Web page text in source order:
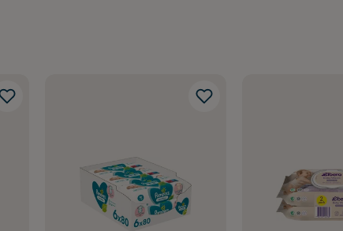
om barnet har känslig hud eller lätt blir rött.
hemma när det går åt många. Mindre paket passar